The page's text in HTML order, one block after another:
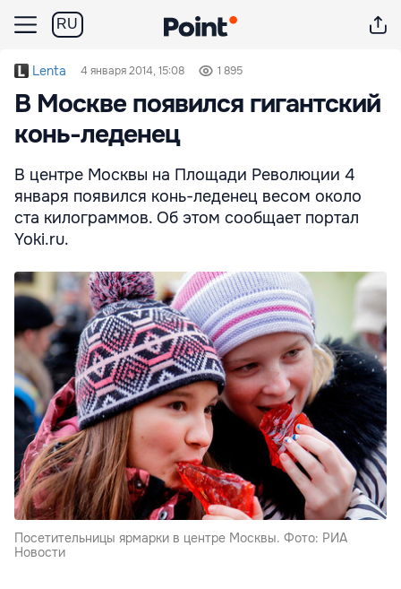
RU
Lenta 4 января 2014, 15:08 1 895
В Москве появился гигантский
конь-леденец
В центре Москвы на Площади Революции 4
января появился конь-леденец весом около
ста килограммов. Об этом сообщает портал
Yoki.ru.
Посетительницы ярмарки в центре Москвы. Фото: РИА
Новости